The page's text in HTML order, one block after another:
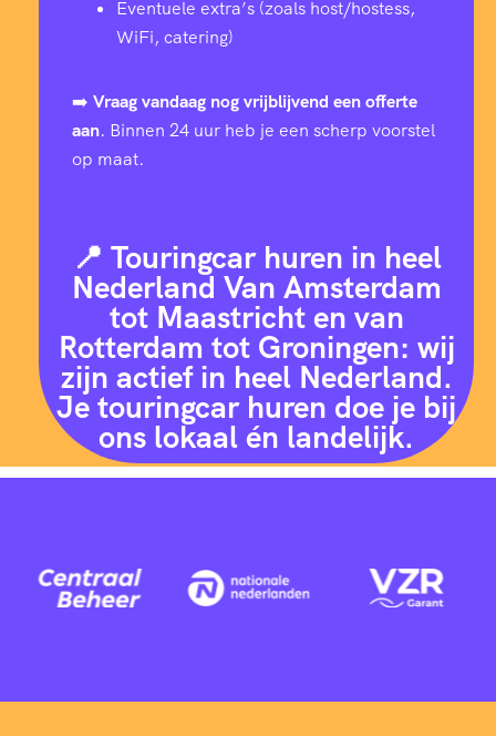
Eventuele extra’s (zoals host/hostess,
WiFi, catering)
➡️ Vraag vandaag nog vrijblijvend een offerte
aan. Binnen 24 uur heb je een scherp voorstel
op maat.
📍 Touringcar huren in heel
Nederland Van Amsterdam
tot Maastricht en van
Rotterdam tot Groningen: wij
zijn actief in heel Nederland.
Je touringcar huren doe je bij
ons lokaal én landelijk.